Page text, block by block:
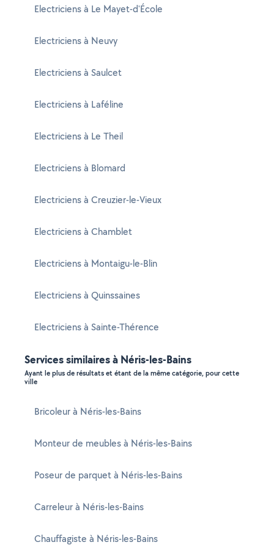
Electriciens à Le Mayet-d'École
Electriciens à Neuvy
Electriciens à Saulcet
Electriciens à Laféline
Electriciens à Le Theil
Electriciens à Blomard
Electriciens à Creuzier-le-Vieux
Electriciens à Chamblet
Electriciens à Montaigu-le-Blin
Electriciens à Quinssaines
Electriciens à Sainte-Thérence
Services similaires à Néris-les-Bains
Ayant le plus de résultats et étant de la même catégorie, pour cette
ville
Bricoleur à Néris-les-Bains
Monteur de meubles à Néris-les-Bains
Poseur de parquet à Néris-les-Bains
Carreleur à Néris-les-Bains
Chauffagiste à Néris-les-Bains